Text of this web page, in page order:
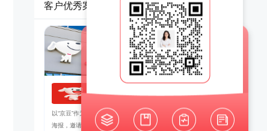
客户优秀案例
良品铺子
企业微信+视频号打造公私域联动，赋
能门店导流线上，用企业微信沉淀私域
茂业百货
帮助茂业百货搭建了企微+社群+
的私域运营体系，在客流量较好